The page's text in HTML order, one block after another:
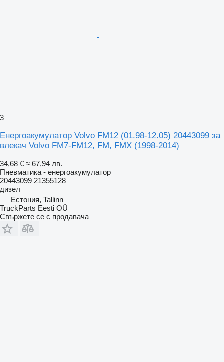
3
Енергоакумулатор Volvo FM12 (01.98-12.05) 20443099 за
влекач Volvo FM7-FM12, FM, FMX (1998-2014)
34,68 € ≈ 67,94 лв.
Пневматика - енергоакумулатор
20443099 21355128
дизел
Естония, Tallinn
TruckParts Eesti OÜ
Свържете се с продавача